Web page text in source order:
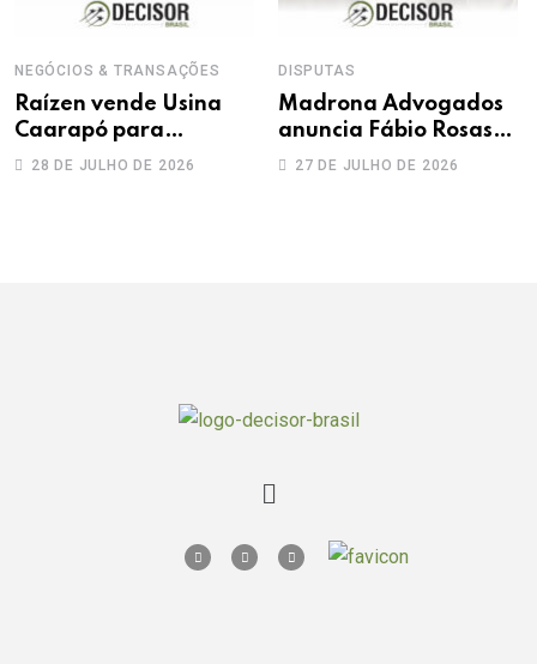
NEGÓCIOS & TRANSAÇÕES
Raízen vende Usina
Caarapó para
Adecoagro em
28 DE JULHO DE 2026
DISPUTAS
Madrona Advogados
anuncia Fábio Rosas
como novo sócio
27 DE JULHO DE 2026